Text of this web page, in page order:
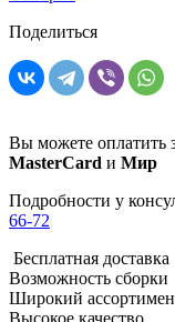
Поделиться
Вы можете оплатить
MasterCard и Мир
Подробности у
66-72
Бесплатная доставка
Возможность сборки
Широкий
Высокое качество